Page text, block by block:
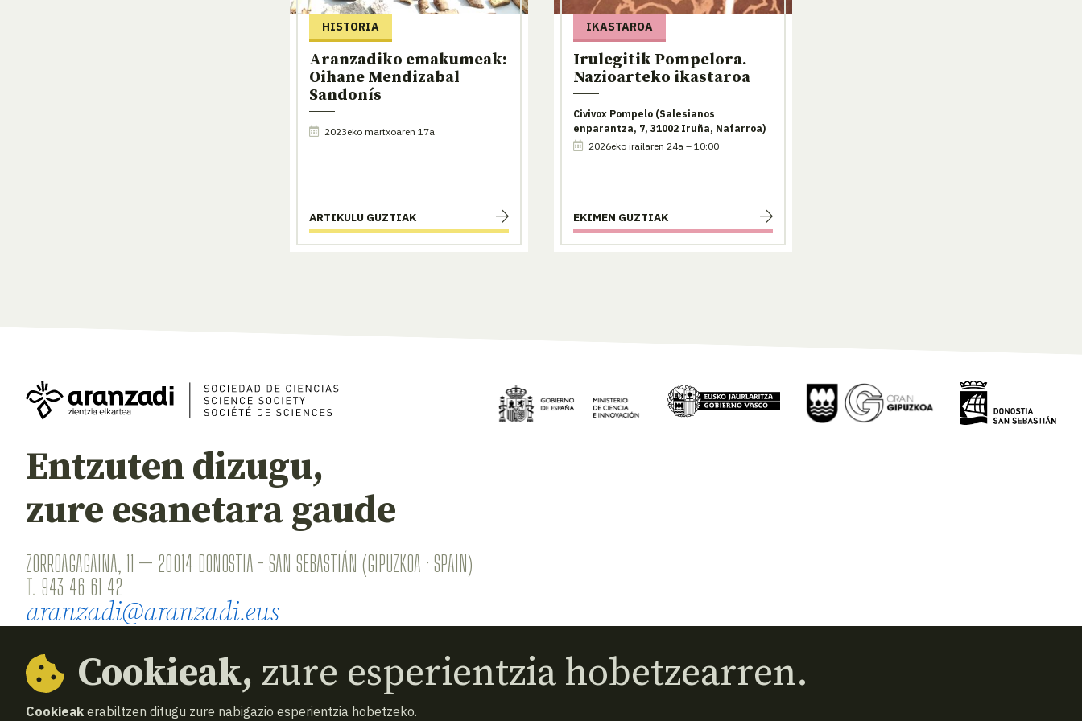
HISTORIA
Aranzadiko emakumeak:
Oihane Mendizabal
Sandonís
2023eko martxoaren 17a
ARTIKULU GUZTIAK
IKASTAROA
Irulegitik Pompelora.
Nazioarteko ikastaroa
Civivox Pompelo (Salesianos
enparantza, 7, 31002 Iruña, Nafarroa)
2026eko irailaren 24a – 10:00
EKIMEN GUZTIAK
Entzuten dizugu,
zure esanetara gaude
ZORROAGAGAINA, 11 — 20014 DONOSTIA - SAN SEBASTIÁN (GIPUZKOA · SPAIN)
T. 943 46 61 42
aranzadi@aranzadi.eus
Cookieak, zure esperientzia hobetzearren.
Cookieak erabiltzen ditugu zure nabigazio esperientzia hobetzeko.